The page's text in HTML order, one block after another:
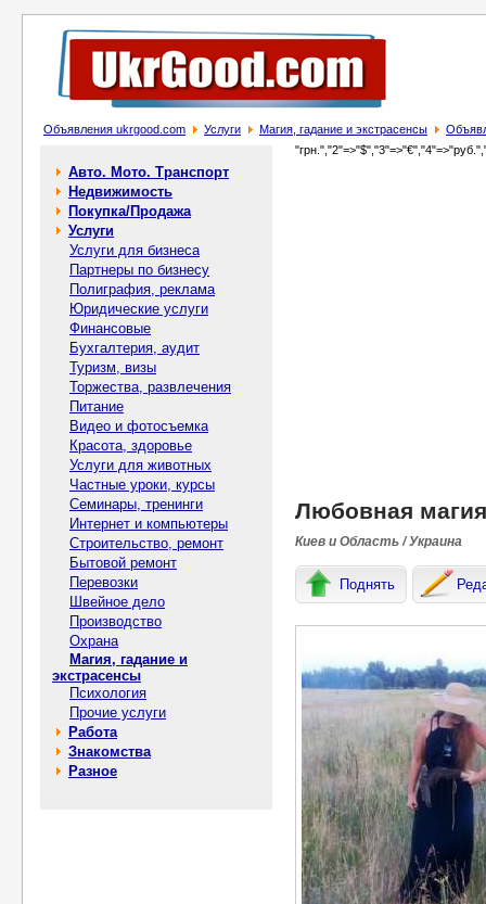
Объявления ukrgood.com Услуги Магия, гадание и экстрасенсы
Авто. Мото. Транспорт
Недвижимость
Покупка/Продажа
Услуги
Услуги для бизнеса
Партнеры по бизнесу
Полиграфия, реклама
Юридические услуги
Финансовые
Бухгалтерия, аудит
Туризм, визы
Торжества, развлечения
Питание
Видео и фотосъемка
Красота, здоровье
Услуги для животных
Частные уроки, курсы
Семинары, тренинги
Интернет и компьютеры
Строительство, ремонт
Бытовой ремонт
Перевозки
Швейное дело
Производство
Охрана
Магия, гадание и
экстрасенсы
Психология
Прочие услуги
Работа
Знакомства
Разное
Любовная
Киев и Область / Украина
Поднять